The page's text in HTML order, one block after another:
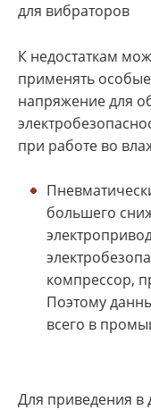
для вибраторов
К недостаткам
применять
напряжение для
при работе во
большего
компрессор,
Поэтому
всего в
Для приведения в